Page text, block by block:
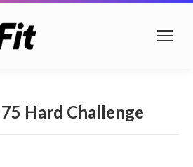
Hard Challenge